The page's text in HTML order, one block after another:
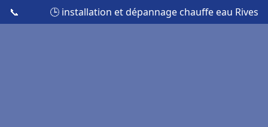
📞 🕒 installation et dépannage chauffe eau Rives